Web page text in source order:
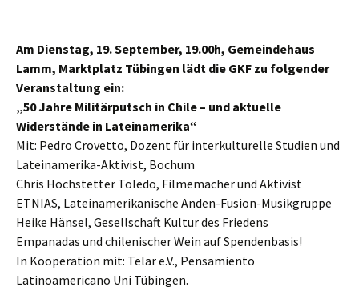
Am Dienstag, 19. September, 19.00h, Gemeindehaus
Lamm, Marktplatz Tübingen lädt die GKF zu folgender
Veranstaltung ein:
„50 Jahre Militärputsch in Chile – und aktuelle
Widerstände in Lateinamerika“
Mit: Pedro Crovetto, Dozent für interkulturelle Studien und
Lateinamerika-Aktivist, Bochum
Chris Hochstetter Toledo, Filmemacher und Aktivist
ETNIAS, Lateinamerikanische Anden-Fusion-Musikgruppe
Heike Hänsel, Gesellschaft Kultur des Friedens
Empanadas und chilenischer Wein auf Spendenbasis!
In Kooperation mit: Telar e.V., Pensamiento
Latinoamericano Uni Tübingen.